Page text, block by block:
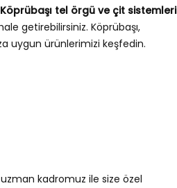
Köprübaşı tel örgü ve çit sistemleri
getirebilirsiniz. Köprübaşı,
uygun ürünlerimizi keşfedin.
kadromuz ile size özel